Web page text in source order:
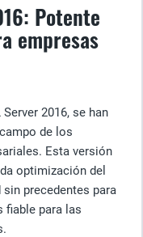
Potente
empresas
2016, se han
de los
Esta versión
optimización del
precedentes para
fiable para las